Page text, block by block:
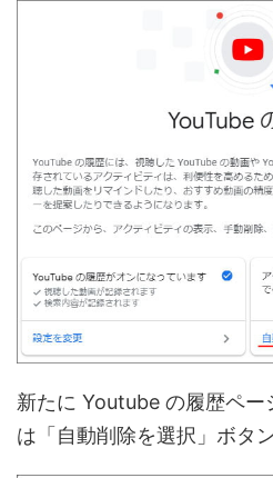
新たに Youtube の履歴ペー
は「自動削除を選択」ボタ